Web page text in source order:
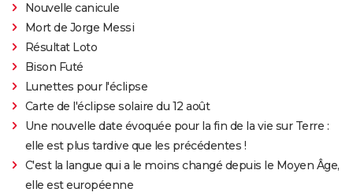
Nouvelle canicule
Mort de Jorge Messi
Résultat Loto
Bison Futé
Lunettes pour l'éclipse
Carte de l'éclipse solaire du 12 août
Une nouvelle date évoquée pour la fin de la vie sur Terre :
elle est plus tardive que les précédentes !
C'est la langue qui a le moins changé depuis le Moyen Âge,
elle est européenne